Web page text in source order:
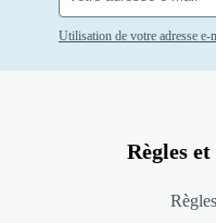
Utilisation de votre adresse e-
Règles